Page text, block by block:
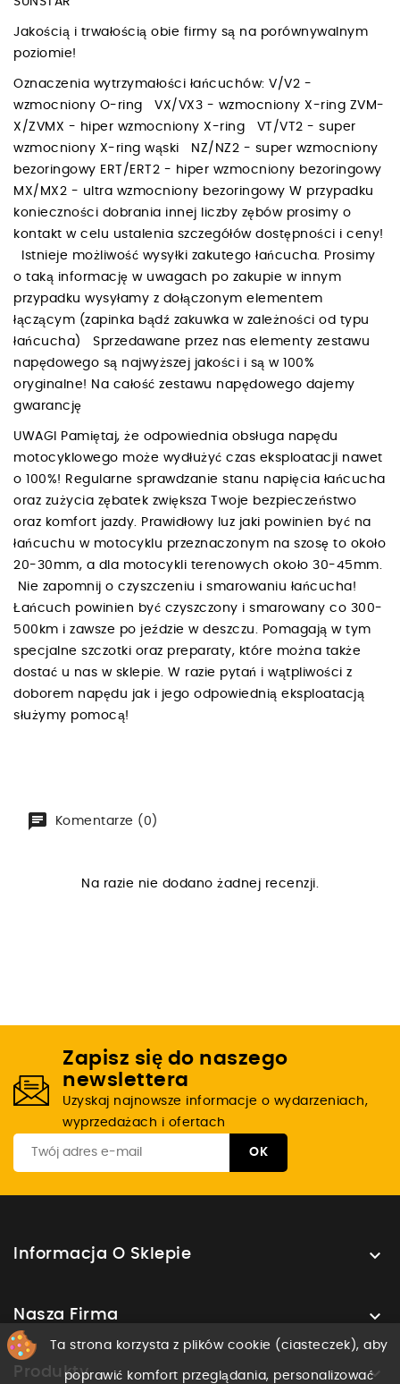
Jakością i trwałością obie firmy są na porównywalnym
poziomie!
Oznaczenia wytrzymałości łańcuchów: V/V2 -
wzmocniony O-ring VX/VX3 - wzmocniony X-ring ZVM-
X/ZVMX - hiper wzmocniony X-ring VT/VT2 - super
wzmocniony X-ring wąski NZ/NZ2 - super wzmocniony
bezoringowy ERT/ERT2 - hiper wzmocniony bezoringowy
MX/MX2 - ultra wzmocniony bezoringowy W przypadku
konieczności dobrania innej liczby zębów prosimy o
kontakt w celu ustalenia szczegółów dostępności i ceny!
Istnieje możliwość wysyłki zakutego łańcucha. Prosimy
o taką informację w uwagach po zakupie w innym
przypadku wysyłamy z dołączonym elementem
łączącym (zapinka bądź zakuwka w zależności od typu
łańcucha) Sprzedawane przez nas elementy zestawu
napędowego są najwyższej jakości i są w 100%
oryginalne! Na całość zestawu napędowego dajemy
gwarancję
UWAGI Pamiętaj, że odpowiednia obsługa napędu
motocyklowego może wydłużyć czas eksploatacji nawet
o 100%! Regularne sprawdzanie stanu napięcia łańcucha
oraz zużycia zębatek zwiększa Twoje bezpieczeństwo
oraz komfort jazdy. Prawidłowy luz jaki powinien być na
łańcuchu w motocyklu przeznaczonym na szosę to około
20-30mm, a dla motocykli terenowych około 30-45mm.
Nie zapomnij o czyszczeniu i smarowaniu łańcucha!
Łańcuch powinien być czyszczony i smarowany co 300-
500km i zawsze po jeździe w deszczu. Pomagają w tym
specjalne szczotki oraz preparaty, które można także
dostać u nas w sklepie. W razie pytań i wątpliwości z
doborem napędu jak i jego odpowiednią eksploatacją
służymy pomocą!
Komentarze (0)
Na razie nie dodano żadnej recenzji.
Zapisz się do naszego
newslettera
Uzyskaj najnowsze informacje o wydarzeniach,
wyprzedażach i ofertach
Informacja O Sklepie 
Nasza Firma 
Produkty 
Ta strona korzysta z plików cookie (ciasteczek), aby
poprawić komfort przeglądania, personalizować